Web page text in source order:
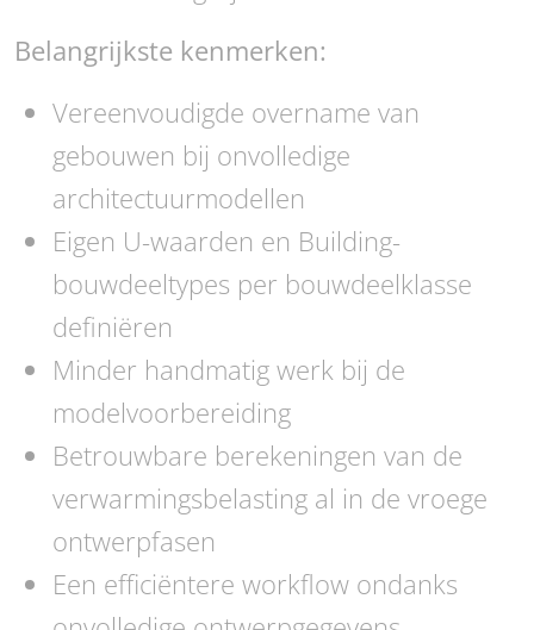
Belangrijkste kenmerken:
Vereenvoudigde overname van
gebouwen bij onvolledige
architectuurmodellen
Eigen U-waarden en Building-
bouwdeeltypes per bouwdeelklasse
definiëren
Minder handmatig werk bij de
modelvoorbereiding
Betrouwbare berekeningen van de
verwarmingsbelasting al in de vroege
ontwerpfasen
Een efficiëntere workflow ondanks